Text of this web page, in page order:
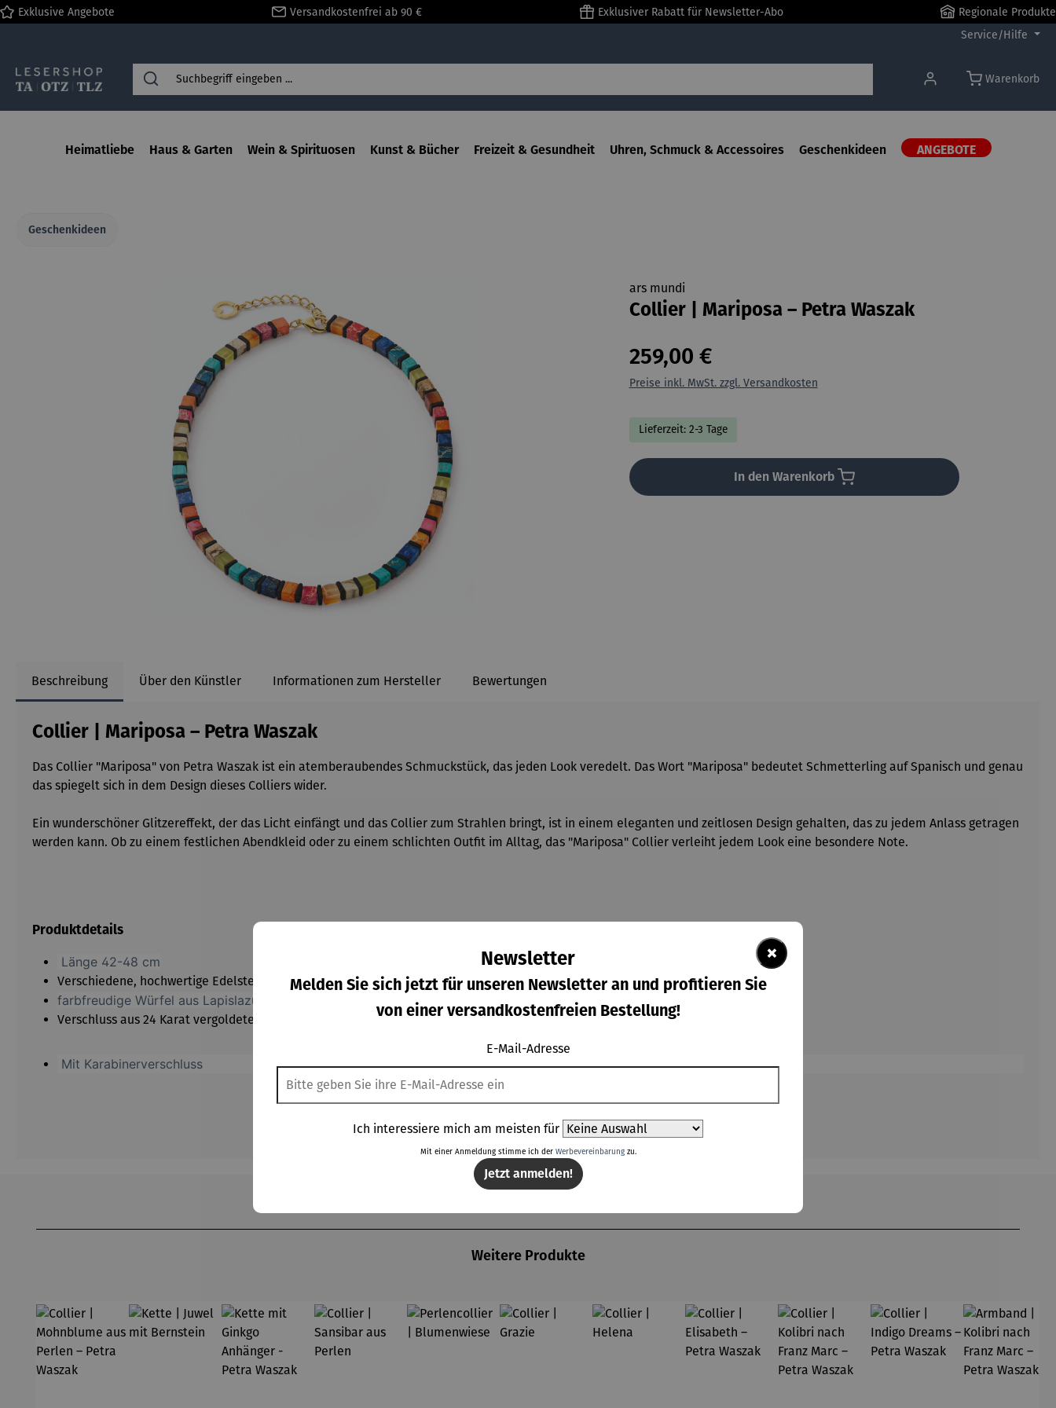
Zur Hauptnavigation springen
Exklusive Angebote Versandkostenfrei ab 90 € Exklusiver Rabatt für Newsletter-Abo
Regionale Produkte
Service/Hilfe
Warenkorb
Heimatliebe Haus & Garten Wein & Spirituosen Kunst & Bücher Freizeit & Gesundheit Uhren, Schmuck & Accessoires Geschenkideen ANGEBOTE
Geschenkideen
ars mundi
Collier | Mariposa – Petra Waszak
259,00 €
Preise inkl. MwSt. zzgl. Versandkosten
Lieferzeit: 2-3 Tage
In den Warenkorb
Beschreibung Über den Künstler Informationen zum Hersteller Bewertungen
Collier | Mariposa – Petra Waszak
Das Collier "Mariposa" von Petra Waszak ist ein atemberaubendes Schmuckstück, das jeden Look veredelt. Das Wort "Mariposa" bedeutet Schmetterling auf Spanisch und genau
das spiegelt sich in dem Design dieses Colliers wider.
Ein wunderschöner Glitzereffekt, der das Licht einfängt und das Collier zum Strahlen bringt, ist in einem eleganten und zeitlosen Design gehalten, das zu jedem Anlass getragen
werden kann. Ob zu einem festlichen Abendkleid oder zu einem schlichten Outfit im Alltag, das "Mariposa" Collier verleiht jedem Look eine besondere Note.
Produktdetails
Länge 42-48 cm
Verschiedene, hochwertige Edelsteine
farbfreudige Würfel aus Lapislazuli, Jspis, Serpentin, Carneol, Zwischenelemente aus Onyx
Verschluss aus 24 Karat vergoldetem Messing
Mit Karabinerverschluss
Weitere Produkte
×
Newsletter
Melden Sie sich jetzt für unseren Newsletter an und profitieren Sie
von einer versandkostenfreien Bestellung!
E-Mail-Adresse
Ich interessiere mich am meisten für
Mit einer Anmeldung stimme ich der Werbevereinbarungzu.
Jetzt anmelden!